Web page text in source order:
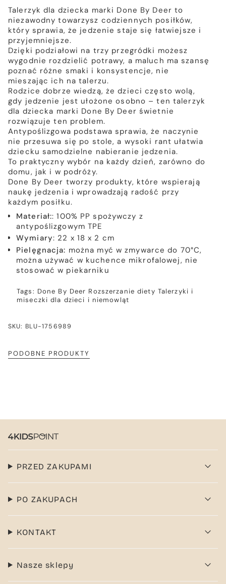
Talerzyk dla dziecka marki Done By Deer to
niezawodny towarzysz codziennych posiłków,
który sprawia, że jedzenie staje się łatwiejsze i
przyjemniejsze.
Dzięki podziałowi na trzy przegródki możesz
wygodnie rozdzielić potrawy, a maluch ma szansę
poznać różne smaki i konsystencje, nie
mieszając ich na talerzu.
Rodzice dobrze wiedzą, że dzieci często wolą,
gdy jedzenie jest ułożone osobno – ten talerzyk
dla dziecka marki Done By Deer świetnie
rozwiązuje ten problem.
Antypoślizgowa podstawa sprawia, że naczynie
nie przesuwa się po stole, a wysoki rant ułatwia
dziecku samodzielne nabieranie jedzenia.
To praktyczny wybór na każdy dzień, zarówno do
domu, jak i w podróży.
Done By Deer tworzy produkty, które wspierają
naukę jedzenia i wprowadzają radość przy
każdym posiłku.
Materiał:: 100% PP spożywczy z
antypoślizgowym TPE
Wymiary: 22 x 18 x 2 cm
Pielęgnacja: można myć w zmywarce do 70°C,
można używać w kuchence mikrofalowej, nie
stosować w piekarniku
Tags: Done By Deer Rozszerzanie diety Talerzyki i
miseczki dla dzieci i niemowląt
SKU: BLU-1756989
PODOBNE PRODUKTY
PRZED ZAKUPAMI
PO ZAKUPACH
KONTAKT
Nasze sklepy